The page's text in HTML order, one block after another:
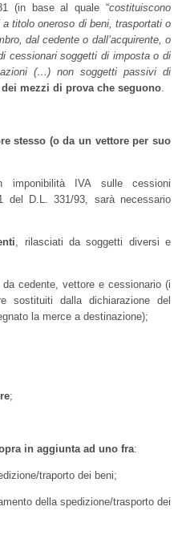
(in base al quale “costituiscono
titolo oneroso di beni, trasportati o
dal cedente o dall’acquirente, o
cessionari soggetti di imposta o di
(…) non soggetti passivi di
mezzi di prova che seguono.
stesso (o da un vettore per suo
imponibilità IVA sulle cessioni
del D.L. 331/93, sarà necessario
, rilasciati da soggetti diversi e
cedente, vettore e cessionario (i
sostituiti dalla dichiarazione del
la merce a destinazione);
;
in aggiunta ad uno fra:
traporto dei beni;
della spedizione/trasporto dei